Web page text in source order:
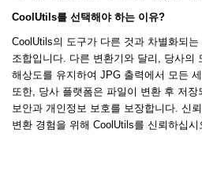
CoolUtils를 선택해야 하는 이유?
CoolUtils의 도구가 다른 것과 차별화되
조합입니다. 다른 변환기와 달리, 당사의
해상도를 유지하여 JPG 출력에서 모든
또한, 당사 플랫폼은 파일이 변환 후 저
보안과 개인정보 보호를 보장합니다. 신
변환 경험을 위해 CoolUtils를 신뢰하십시